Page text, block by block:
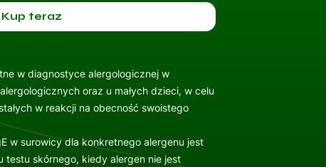
Kup teraz
w diagnostyce alergologicznej w
oraz u małych dzieci, w celu
w reakcji na obecność swoistego
w surowicy dla konkretnego alergenu jest
skórnego, kiedy alergen nie jest